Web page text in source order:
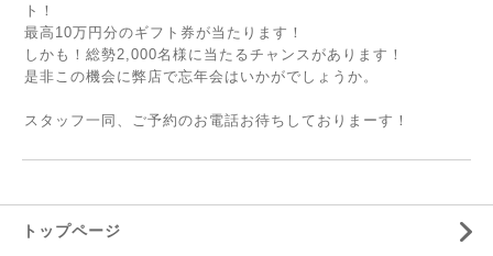
ト！
最高10万円分のギフト券が当たります！
しかも！総勢2,000名様に当たるチャンスがあります！
是非この機会に弊店で忘年会はいかがでしょうか。
スタッフ一同、ご予約のお電話お待ちしておりまーす！
トップページ